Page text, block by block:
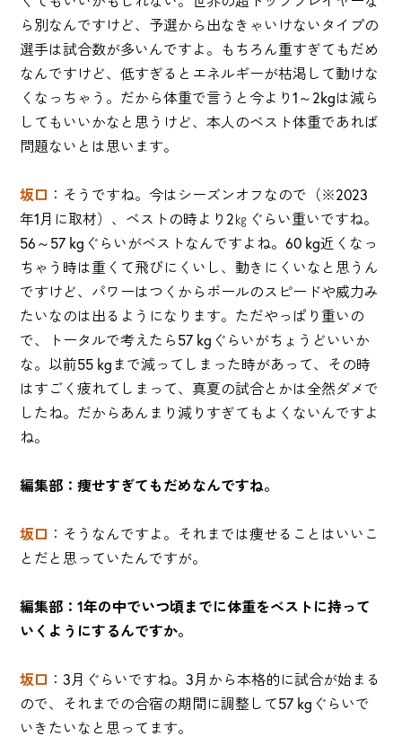
ら別なんですけど、予選から出なきゃいけないタイプの
選手は試合数が多いんですよ。もちろん重すぎてもだめ
なんですけど、低すぎるとエネルギーが枯渇して動けな
くなっちゃう。だから体重で言うと今より1～2kgは減ら
してもいいかなと思うけど、本人のベスト体重であれば
問題ないとは思います。
坂口 ：そうですね。今はシーズンオフなので（※2023
年1月に取材）、ベストの時より2㎏ぐらい重いですね。
56～57 kgぐらいがベストなんですよね。60 kg近くなっ
ちゃう時は重くて飛びにくいし、動きにくいなと思うん
ですけど、パワーはつくからボールのスピードや威力み
たいなのは出るようになります。ただやっぱり重いの
で、トータルで考えたら57 kgぐらいがちょうどいいか
な。以前55 kgまで減ってしまった時があって、その時
はすごく疲れてしまって、真夏の試合とかは全然ダメで
したね。だからあんまり減りすぎてもよくないんですよ
ね。
編集部：痩せすぎてもだめなんですね。
坂口 ：そうなんですよ。それまでは痩せることはいいこ
とだと思っていたんですが。
編集部：1年の中でいつ頃までに体重をベストに持って
いくようにするんですか。
坂口 ：3月ぐらいですね。3月から本格的に試合が始まる
ので、それまでの合宿の期間に調整して57 kgぐらいで
いきたいなと思ってます。